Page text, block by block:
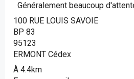
Généralement beaucoup
100 RUE LOUIS SAVOIE
BP 83
95123
ERMONT Cédex
À 4.4km